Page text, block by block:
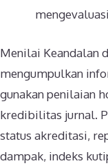
Menilai Keandalan
mengumpulkan
gunakan penilaian
kredibilitas jurnal.
status akreditasi,
dampak, indeks